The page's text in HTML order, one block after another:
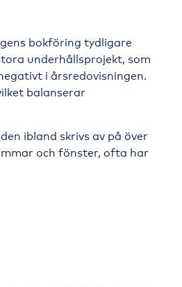
bokföring tydligare
underhållsprojekt, som
i årsredovisningen.
balanserar
ibland skrivs av på över
och fönster, ofta har